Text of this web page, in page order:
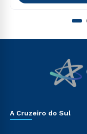
A Cruzeiro do Sul